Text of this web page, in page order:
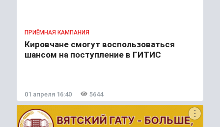
ПРИЁМНАЯ КАМПАНИЯ
Кировчане смогут воспользоваться
шансом на поступление в ГИТИС
01 апреля 16:40 5644